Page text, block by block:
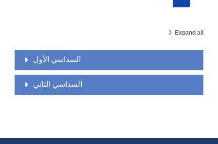
Expand all
السداسي الأول
السداسي الثاني